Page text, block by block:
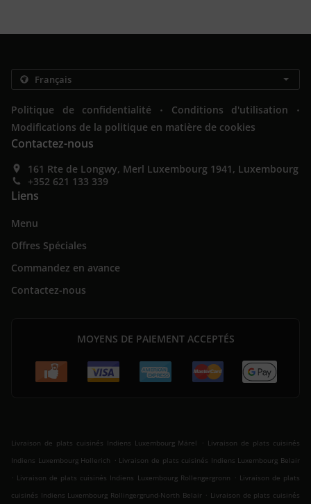
Politique de confidentialité . Conditions d'utilisation .
Modifications de la politique en matière de cookies
Contactez-nous
161 Rte de Longwy, Merl Luxembourg 1941, Luxembourg
+352 621 133 339
Liens
Menu
Offres Spéciales
Commandez en avance
Contactez-nous
MOYENS DE PAIEMENT ACCEPTÉS
Livraison de plats cuisinés Indiens Luxembourg Märel . Livraison de plats cuisinés
Indiens Luxembourg Hollerich . Livraison de plats cuisinés Indiens Luxembourg Belair
. Livraison de plats cuisinés Indiens Luxembourg Rollengergronn . Livraison de plats
cuisinés Indiens Luxembourg Rollingergrund-North Belair . Livraison de plats cuisinés